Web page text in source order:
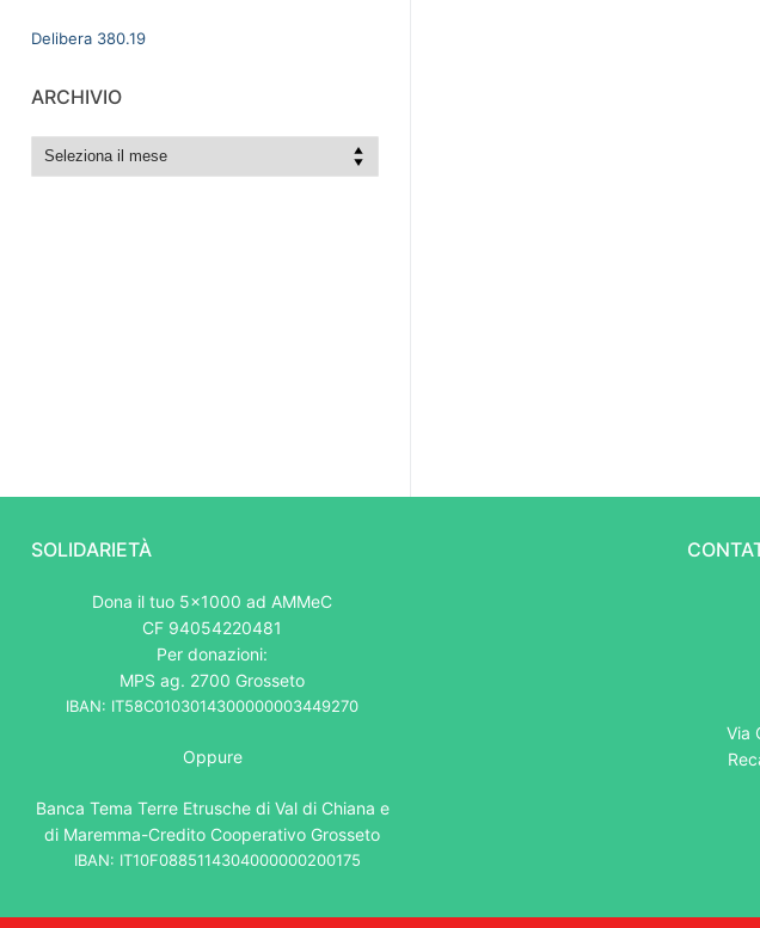
Delibera 380.19
ARCHIVIO
archivio
SOLIDARIETÀ
Dona il tuo 5x1000 ad AMMeC
CF 94054220481
Per donazioni:
MPS ag. 2700 Grosseto
IBAN: IT58C0103014300000003449270
Oppure
Banca Tema Terre Etrusche di Val di Chiana e
di Maremma-Credito Cooperativo Grosseto
IBAN: IT10F0885114304000000200175
Via